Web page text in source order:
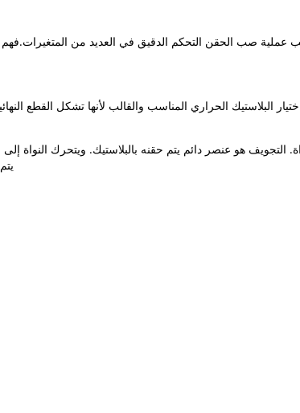
عملية صب الحقن التحكم الدقيق في العديد من
البلاستيك الحراري المناسب والقالب لأنها تشكل القطع
هو عنصر دائم يتم حقنه بالبلاستيك. ويتحرك النواة